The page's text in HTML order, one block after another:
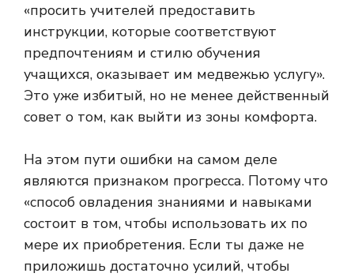
«просить учителей предоставить
инструкции, которые соответствуют
предпочтениям и стилю обучения
учащихся, оказывает им медвежью услугу».
Это уже избитый, но не менее действенный
совет о том, как выйти из зоны комфорта.
На этом пути ошибки на самом деле
являются признаком прогресса. Потому что
«способ овладения знаниями и навыками
состоит в том, чтобы использовать их по
мере их приобретения. Если ты даже не
приложишь достаточно усилий, чтобы